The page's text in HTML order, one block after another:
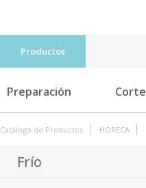
Productos
Preparación Corte
Catálogo de Productos HORECA
Frío